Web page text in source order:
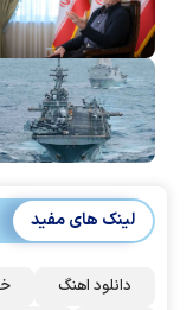
لینک های مفید
دانلود اهنگ